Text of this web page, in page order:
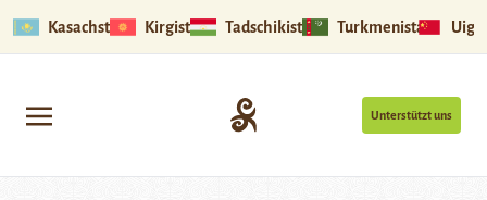
Kasachstan Kirgistan Tadschikistan Turkmenistan
Unterstützt uns